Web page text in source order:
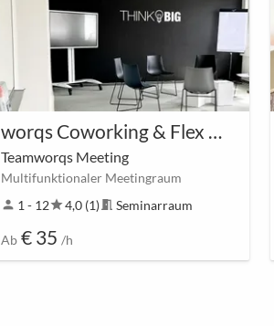
worqs Coworking & Flex Office Aachen Eastside
Teamworqs Meeting
Multifunktionaler Meetingraum
person 1 - 12star4,0 (1)meeting_room Seminarraum
Ab € 35 /h